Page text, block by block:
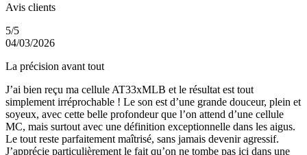
Avis clients
5/5
04/03/2026
La précision avant tout
J’ai bien reçu ma cellule AT33xMLB et le résultat est tout
simplement irréprochable ! Le son est d’une grande douceur, plein et
soyeux, avec cette belle profondeur que l’on attend d’une cellule
MC, mais surtout avec une définition exceptionnelle dans les aigus.
Le tout reste parfaitement maîtrisé, sans jamais devenir agressif.
J’apprécie particulièrement le fait qu’on ne tombe pas ici dans une